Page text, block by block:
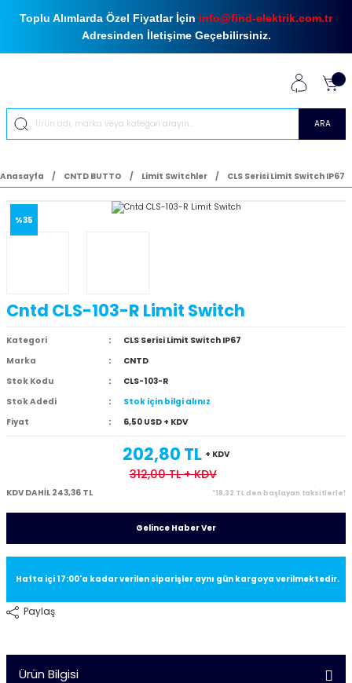
Toplu Alımlarda Özel Fiyatlar İçin info@find-elektrik.com.tr
Adresinden İletişime Geçebilirsiniz.
ARA
Anasayfa CNTD BUTTO Limit Switchler CLS Serisi Limit Switch IP67
%35
Cntd CLS-103-R Limit Switch
Kategori
CLS Serisi Limit Switch IP67
Marka
CNTD
Stok Kodu
CLS-103-R
Stok Adedi
Stok için bilgi alınız
Fiyat
6,50 USD + KDV
202,80 TL + KDV
312,00 TL+ KDV
KDV DAHİL 243,36 TL *18,32 TL den başlayan taksitlerle!
Gelince Haber Ver
Hafta içi 17:00'a kadar verilen siparişler aynı gün kargoya verilmektedir.
Paylaş
Ürün Bilgisi